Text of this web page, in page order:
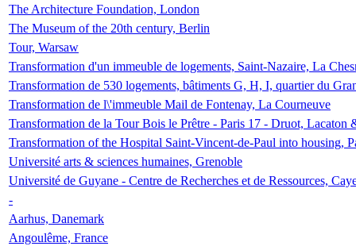
The Architecture Foundation, London
The Museum of the 20th century, Berlin
Tour, Warsaw
Transformation d'un immeuble de logements, Saint-Nazaire, La
Transformation de 530 logements, bâtiments G, H, I, quartier du
Transformation de l\'immeuble Mail de Fontenay, La Courneuve
Transformation de la Tour Bois le Prêtre - Paris 17 - Druot, Lacaton
Transformation of the Hospital Saint-Vincent-de-Paul into housing,
Université arts & sciences humaines, Grenoble
Université de Guyane - Centre de Recherches et de Ressources,
-
Aarhus, Danemark
Angoulême, France